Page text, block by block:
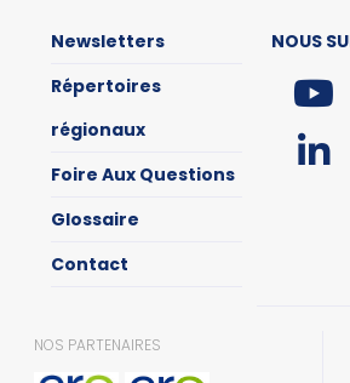
Newsletters
Répertoires
régionaux
Foire Aux Questions
Glossaire
Contact
NOUS
NOS PARTENAIRES